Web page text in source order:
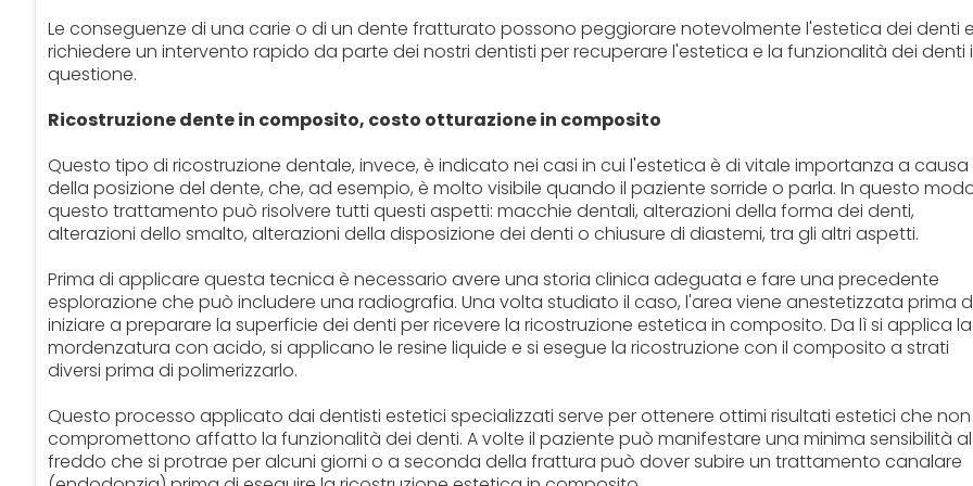
Le conseguenze di una carie o di un dente fratturato possono peggiorare notevolmente l'estetica dei denti e
richiedere un intervento rapido da parte dei nostri dentisti per recuperare l'estetica e la funzionalità dei denti
questione.
Ricostruzione dente in composito, costo otturazione in composito
Questo tipo di ricostruzione dentale, invece, è indicato nei casi in cui l'estetica è di vitale importanza a causa
della posizione del dente, che, ad esempio, è molto visibile quando il paziente sorride o parla. In questo
questo trattamento può risolvere tutti questi aspetti: macchie dentali, alterazioni della forma dei denti,
alterazioni dello smalto, alterazioni della disposizione dei denti o chiusure di diastemi, tra gli altri aspetti.
Prima di applicare questa tecnica è necessario avere una storia clinica adeguata e fare una precedente
esplorazione che può includere una radiografia. Una volta studiato il caso, l'area viene anestetizzata prima
iniziare a preparare la superficie dei denti per ricevere la ricostruzione estetica in composito. Da lì si applica la
mordenzatura con acido, si applicano le resine liquide e si esegue la ricostruzione con il composito a strati
diversi prima di polimerizzarlo.
Questo processo applicato dai dentisti estetici specializzati serve per ottenere ottimi risultati estetici che non
compromettono affatto la funzionalità dei denti. A volte il paziente può manifestare una minima sensibilità al
freddo che si protrae per alcuni giorni o a seconda della frattura può dover subire un trattamento canalare